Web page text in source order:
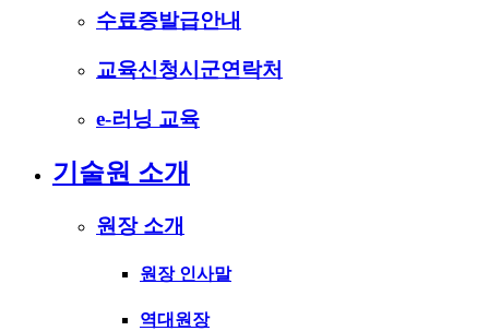
수료증발급안내
교육신청시군연락처
e-러닝 교육
기술원 소개
원장 소개
원장 인사말
역대원장